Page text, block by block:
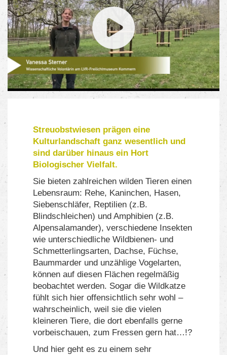
Streuobstwiesen prägen eine
Kulturlandschaft ganz wesentlich und
sind darüber hinaus ein Hort
Biologischer Vielfalt.
Sie bieten zahlreichen wilden Tieren einen
Lebensraum: Rehe, Kaninchen, Hasen,
Siebenschläfer, Reptilien (z.B.
Blindschleichen) und Amphibien (z.B.
Alpensalamander), verschiedene Insekten
wie unterschiedliche Wildbienen- und
Schmetterlingsarten, Dachse, Füchse,
Baummarder und unzählige Vogelarten,
können auf diesen Flächen regelmäßig
beobachtet werden. Sogar die Wildkatze
fühlt sich hier offensichtlich sehr wohl –
wahrscheinlich, weil sie die vielen
kleineren Tiere, die dort ebenfalls gerne
vorbeischauen, zum Fressen gern hat…!?
Und hier geht es zu einem sehr